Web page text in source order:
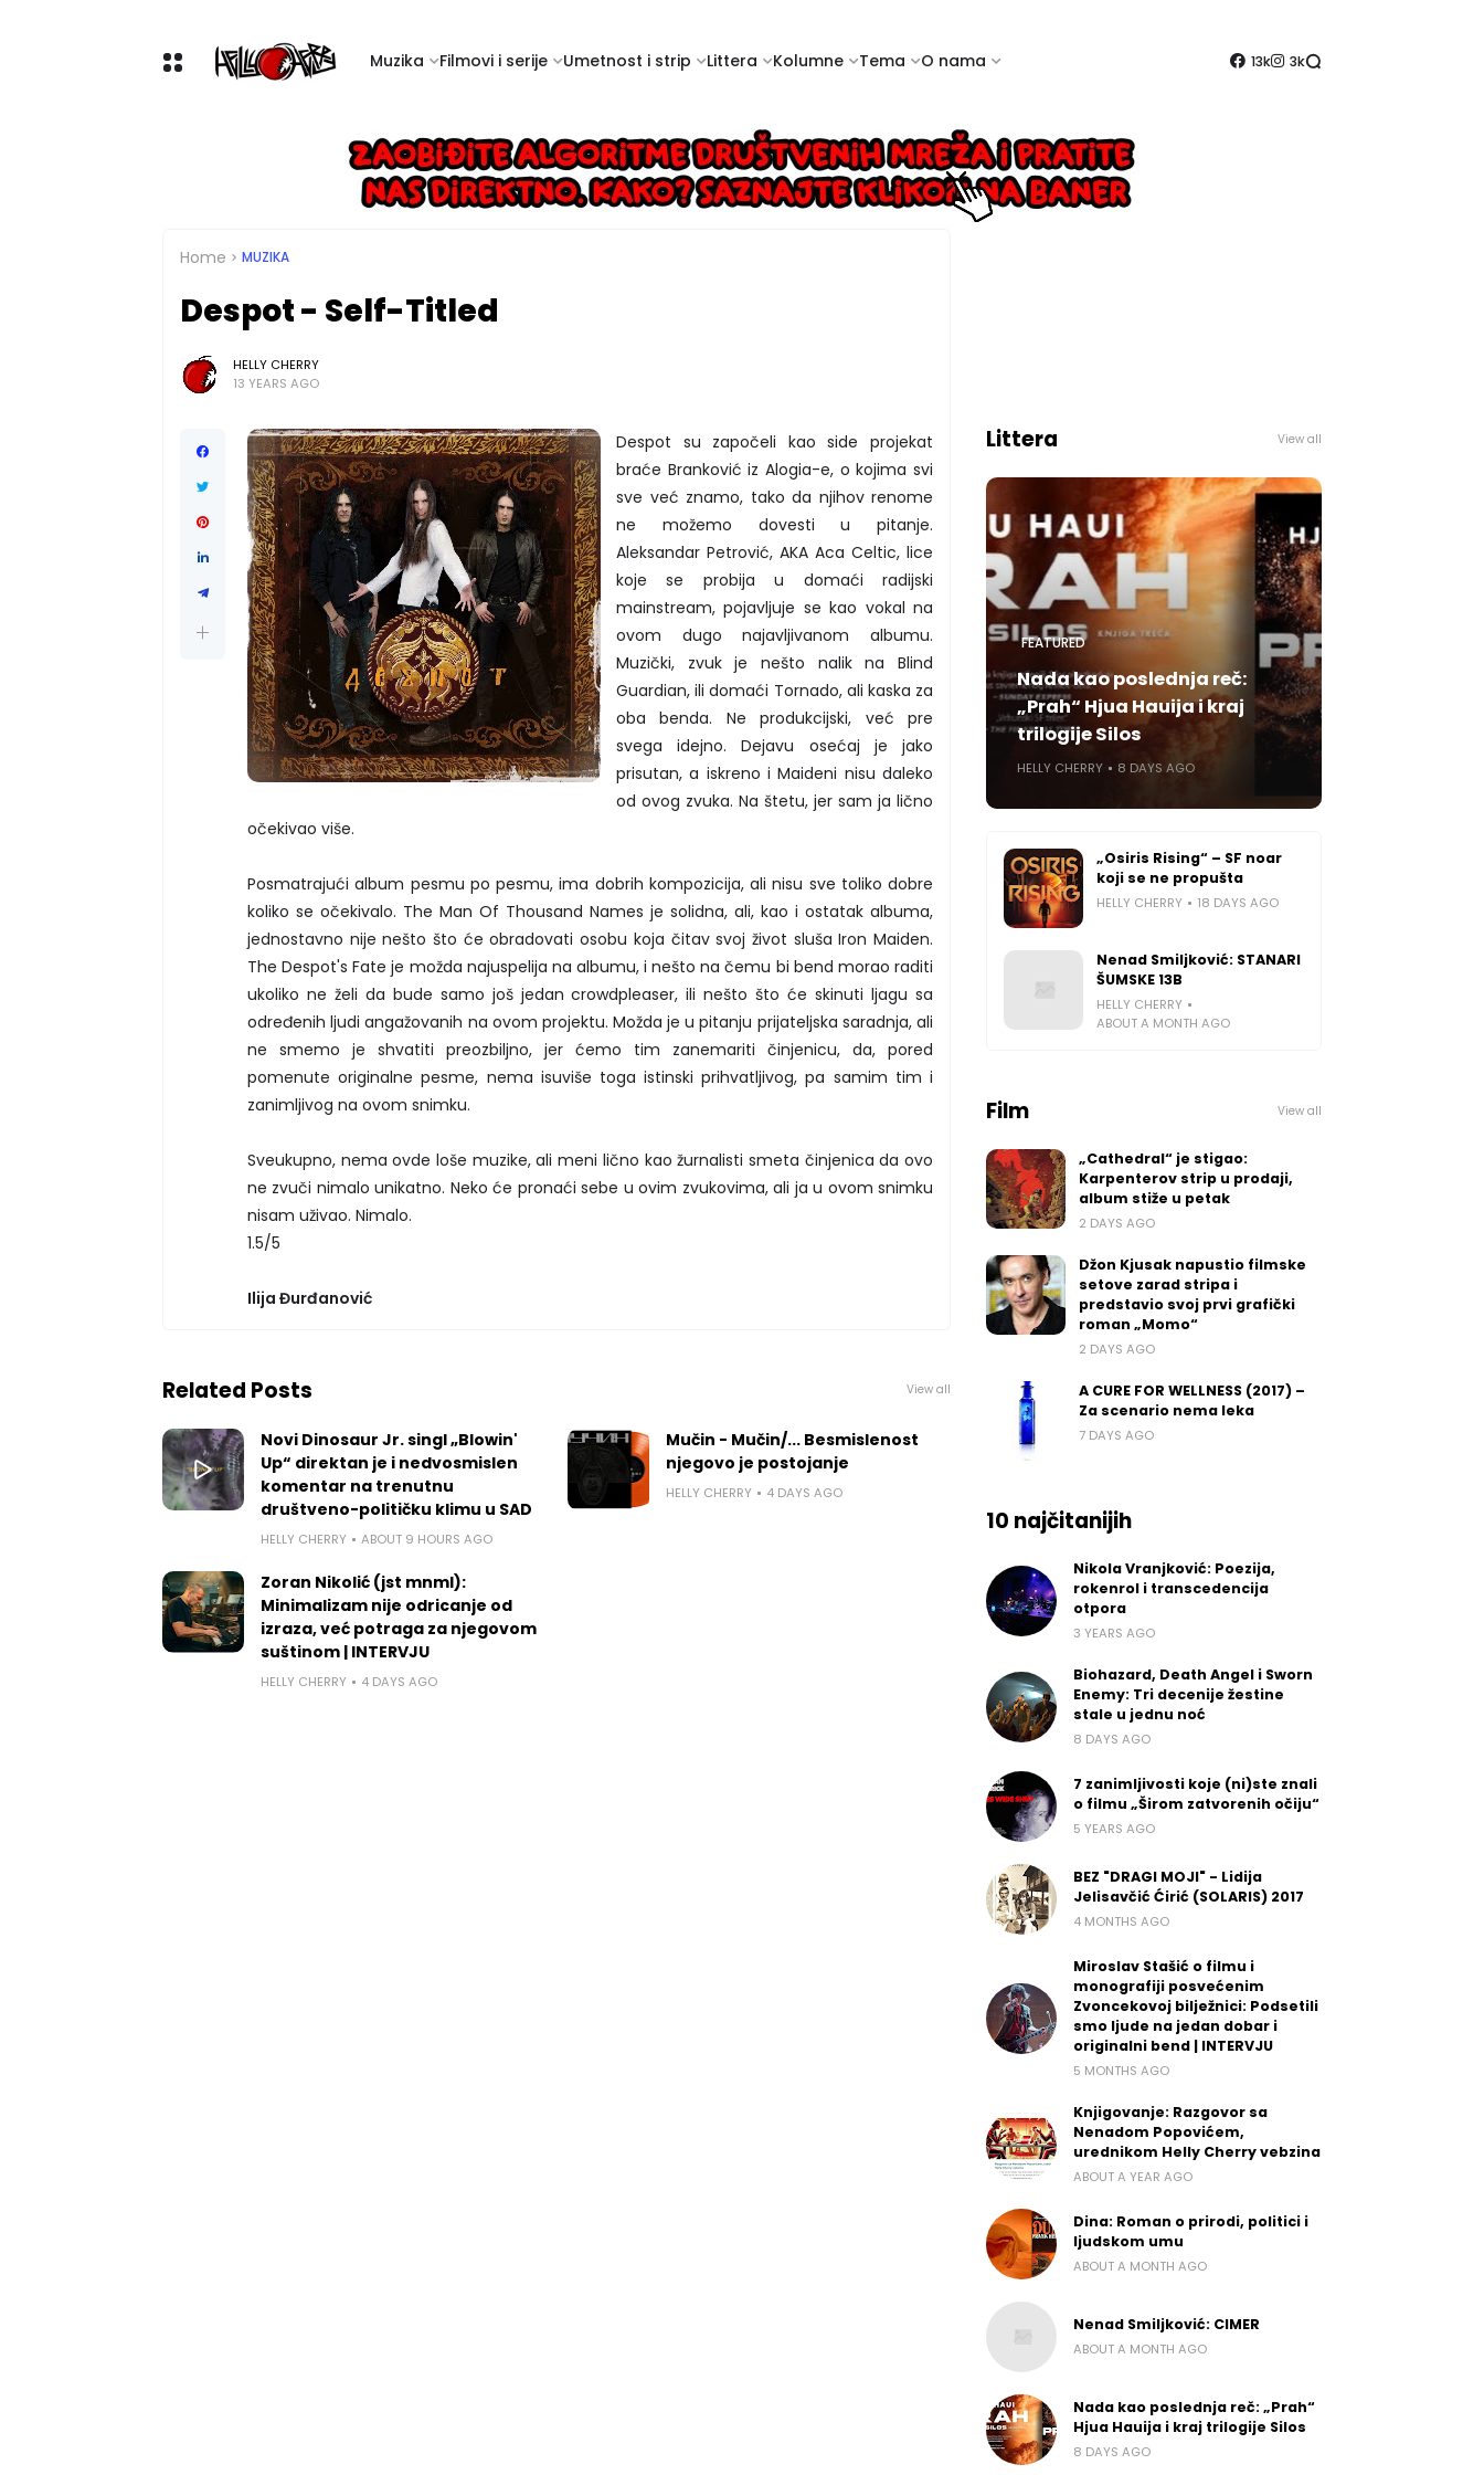
Muzika Filmovi i serije Umetnost i strip Littera Kolumne Tema O nama 13k 3k
Home MUZIKA
Despot - Self-Titled
HELLY CHERRY
13 YEARS AGO
Despot su započeli kao side projekat
braće Branković iz Alogia-e, o kojima svi
sve već znamo, tako da njihov renome
ne možemo dovesti u pitanje.
Aleksandar Petrović, AKA Aca Celtic, lice
koje se probija u domaći radijski
mainstream, pojavljuje se kao vokal na
ovom dugo najavljivanom albumu.
Muzički, zvuk je nešto nalik na Blind
Guardian, ili domaći Tornado, ali kaska za
oba benda. Ne produkcijski, već pre
svega idejno. Dejavu osećaj je jako
prisutan, a iskreno i Maideni nisu daleko
od ovog zvuka. Na štetu, jer sam ja lično
očekivao više.
Posmatrajući album pesmu po pesmu, ima dobrih kompozicija, ali nisu sve toliko dobre
koliko se očekivalo. The Man Of Thousand Names je solidna, ali, kao i ostatak albuma,
jednostavno nije nešto što će obradovati osobu koja čitav svoj život sluša Iron Maiden.
The Despot's Fate je možda najuspelija na albumu, i nešto na čemu bi bend morao raditi
ukoliko ne želi da bude samo još jedan crowdpleaser, ili nešto što će skinuti ljagu sa
određenih ljudi angažovanih na ovom projektu. Možda je u pitanju prijateljska saradnja, ali
ne smemo je shvatiti preozbiljno, jer ćemo tim zanemariti činjenicu, da, pored
pomenute originalne pesme, nema isuviše toga istinski prihvatljivog, pa samim tim i
zanimljivog na ovom snimku.
Sveukupno, nema ovde loše muzike, ali meni lično kao žurnalisti smeta činjenica da ovo
ne zvuči nimalo unikatno. Neko će pronaći sebe u ovim zvukovima, ali ja u ovom snimku
nisam uživao. Nimalo.
1.5/5
Ilija Đurđanović
Related Posts View all
Novi Dinosaur Jr. singl „Blowin'
Up“ direktan je i nedvosmislen
komentar na trenutnu
društveno-političku klimu u SAD
HELLY CHERRY ABOUT 9 HOURS AGO
Mučin - Mučin/... Besmislenost
njegovo je postojanje
HELLY CHERRY 4 DAYS AGO
Zoran Nikolić (jst mnml):
Minimalizam nije odricanje od
izraza, već potraga za njegovom
suštinom | INTERVJU
HELLY CHERRY 4 DAYS AGO
Littera View all
FEATURED
Nada kao poslednja reč:
„Prah“ Hjua Hauija i kraj
trilogije Silos
HELLY CHERRY 8 DAYS AGO
„Osiris Rising“ – SF noar
koji se ne propušta
HELLY CHERRY 18 DAYS AGO
Nenad Smiljković: STANARI
ŠUMSKE 13B
HELLY CHERRY
ABOUT A MONTH AGO
Film View all
„Cathedral“ je stigao:
Karpenterov strip u prodaji,
album stiže u petak
2 DAYS AGO
Džon Kjusak napustio filmske
setove zarad stripa i
predstavio svoj prvi grafički
roman „Momo“
2 DAYS AGO
A CURE FOR WELLNESS (2017) –
Za scenario nema leka
7 DAYS AGO
10 najčitanijih
Nikola Vranjković: Poezija,
rokenrol i transcedencija
otpora
3 YEARS AGO
Biohazard, Death Angel i Sworn
Enemy: Tri decenije žestine
stale u jednu noć
8 DAYS AGO
7 zanimljivosti koje (ni)ste znali
o filmu „Širom zatvorenih očiju“
5 YEARS AGO
BEZ "DRAGI MOJI" - Lidija
Jelisavčić Ćirić (SOLARIS) 2017
4 MONTHS AGO
Miroslav Stašić o filmu i
monografiji posvećenim
Zvoncekovoj bilježnici: Podsetili
smo ljude na jedan dobar i
originalni bend | INTERVJU
5 MONTHS AGO
Knjigovanje: Razgovor sa
Nenadom Popovićem,
urednikom Helly Cherry vebzina
ABOUT A YEAR AGO
Dina: Roman o prirodi, politici i
ljudskom umu
ABOUT A MONTH AGO
Nenad Smiljković: CIMER
ABOUT A MONTH AGO
Nada kao poslednja reč: „Prah“
Hjua Hauija i kraj trilogije Silos
8 DAYS AGO